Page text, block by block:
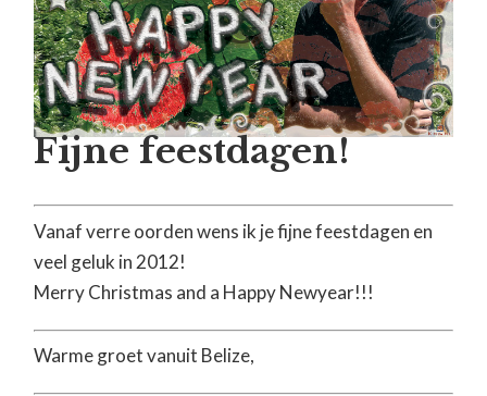
Fijne feestdagen!
Vanaf verre oorden wens ik je fijne feestdagen en
veel geluk in 2012!
Merry Christmas and a Happy Newyear!!!
Warme groet vanuit Belize,